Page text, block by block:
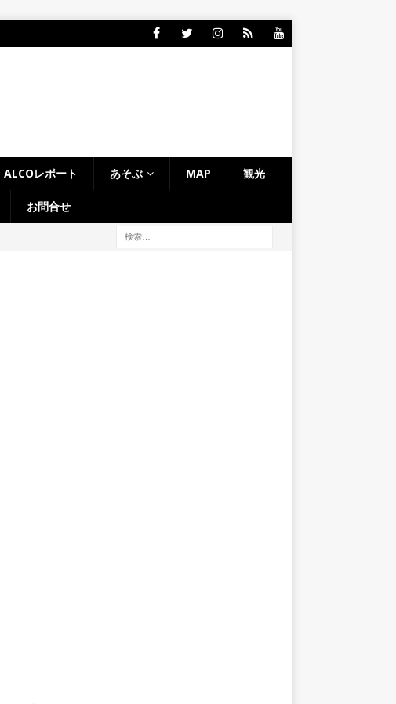
ALCOレポート あそぶ MAP 観光
お問合せ